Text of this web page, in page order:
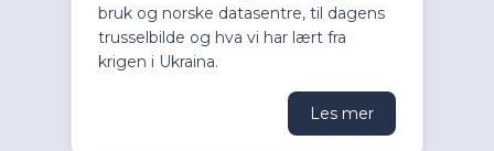
bruk og norske datasentre, til dagens
trusselbilde og hva vi har lært fra
krigen i Ukraina.
Les mer